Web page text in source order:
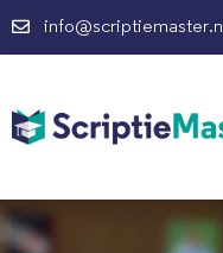
info@scriptiemaster.nl